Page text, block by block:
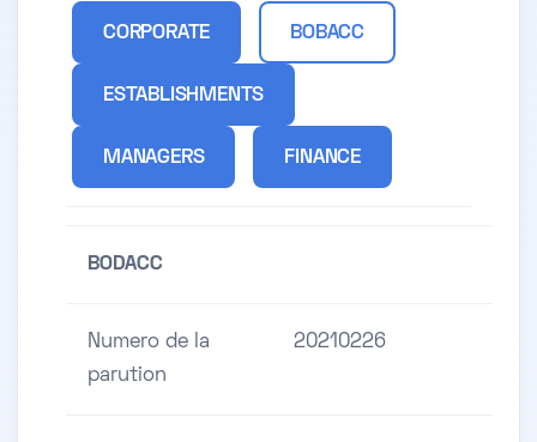
CORPORATE BOBACC
ESTABLISHMENTS
MANAGERS FINANCE
BODACC
Numero de la
parution
20210226